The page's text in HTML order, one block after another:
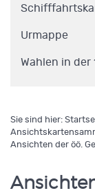
Urmappe
Wahlen in der
Sie sind hier:
Ansichten der öö.